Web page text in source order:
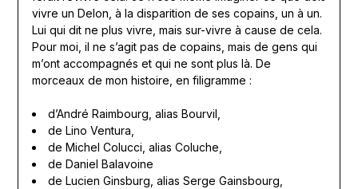
vivre un Delon, à la disparition de ses copains, un à un.
Lui qui dit ne plus vivre, mais sur-vivre à cause de cela.
Pour moi, il ne s’agit pas de copains, mais de gens qui
m’ont accompagnés et qui ne sont plus là. De
morceaux de mon histoire, en filigramme :
d’André Raimbourg, alias Bourvil,
de Lino Ventura,
de Michel Colucci, alias Coluche,
de Daniel Balavoine
de Lucien Ginsburg, alias Serge Gainsbourg,